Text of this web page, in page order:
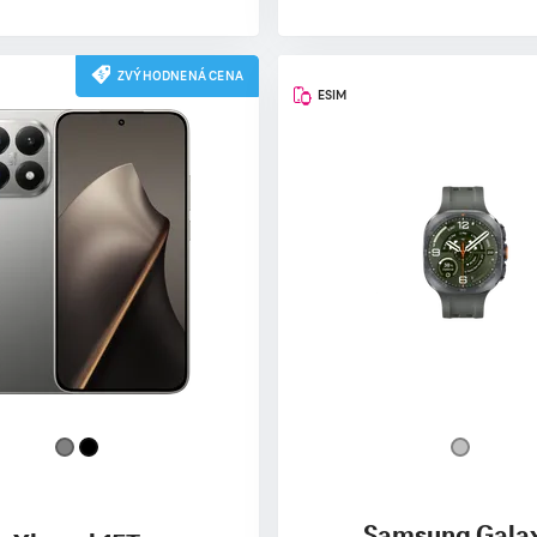
ZVÝHODNENÁ CENA
ESIM